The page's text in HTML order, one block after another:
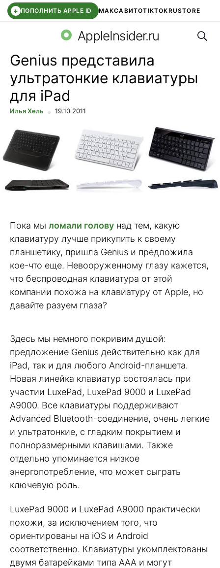
+ ПОПОЛНИТЬ APPLE ID МАКСАВИТОTIKTOKRUSTORE
WB КЛУБIOS 26.6 APPLE ID
AppleInsider.ru
Genius представила
ультратонкие клавиатуры
для iPad
Илья Хель 19.10.2011
Пока мы ломали голову над тем, какую
клавиатуру лучше прикупить к своему
планшетику, пришла Genius и предложила
кое-что еще. Невооруженному глазу кажется,
что беспроводная клавиатура от этой
компании похожа на клавиатуру от Apple, но
давайте разуем глаза?
Здесь мы немного покривим душой:
предложение Genius действительно как для
iPad, так и для любого Android-планшета.
Новая линейка клавиатур состоялась при
участии LuxePad, LuxePad 9000 и LuxePad
A9000. Все клавиатуры поддерживают
Advanced Bluetooth-соединение, очень легкие
и ультратонкие, с гладким покрытием и
полноразмерными клавишами. Также
отдельно упоминается низкое
энергопотребление, что может сыграть
ключевую роль.
LuxePad 9000 и LuxePad A9000 практически
похожи, за исключением того, что
ориентированы на iOS и Android
соответственно. Клавиатуры укомплектованы
двумя батарейками типа AAA и могут